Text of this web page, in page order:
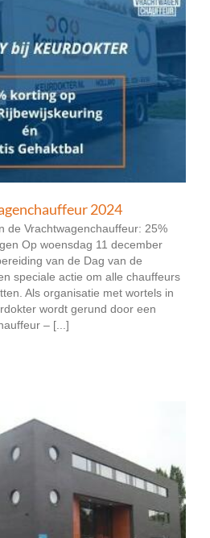
2024
de Vrachtwagenchauffeur: 25%
Op woensdag 11 december
van de Dag van de
speciale actie om alle chauffeurs
Als organisatie met wortels in
wordt gerund door een
– [...]